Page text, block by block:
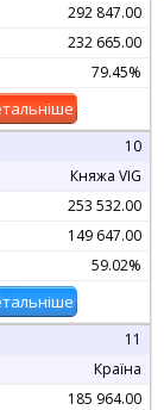
292 847.00
232 665.00
79.45%
10
Княжа VIG
253 532.00
149 647.00
59.02%
11
Країна
185 964.00